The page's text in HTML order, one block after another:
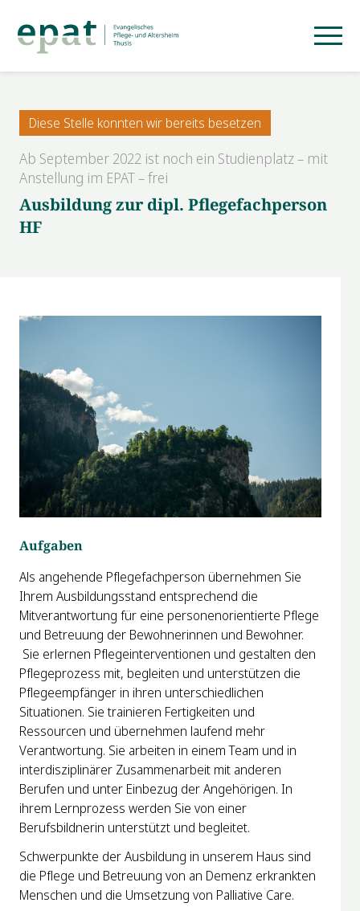
Diese Stelle konnten wir bereits besetzen
Ab September 2022 ist noch ein Studienplatz – mit
Anstellung im EPAT – frei
Ausbildung zur dipl. Pflegefachperson
HF
Aufgaben
Als angehende Pflegefachperson übernehmen Sie
Ihrem Ausbildungsstand entsprechend die
Mitverantwortung für eine personenorientierte Pflege
und Betreuung der Bewohnerinnen und Bewohner.
Sie erlernen Pflegeinterventionen und gestalten den
Pflegeprozess mit, begleiten und unterstützen die
Pflegeempfänger in ihren unterschiedlichen
Situationen. Sie trainieren Fertigkeiten und
Ressourcen und übernehmen laufend mehr
Verantwortung. Sie arbeiten in einem Team und in
interdisziplinärer Zusammenarbeit mit anderen
Berufen und unter Einbezug der Angehörigen. In
ihrem Lernprozess werden Sie von einer
Berufsbildnerin unterstützt und begleitet.
Schwerpunkte der Ausbildung in unserem Haus sind
die Pflege und Betreuung von an Demenz erkrankten
Menschen und die Umsetzung von Palliative Care.